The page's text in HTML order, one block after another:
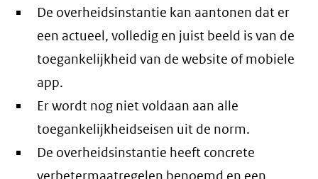
De overheidsinstantie kan aantonen dat er
een actueel, volledig en juist beeld is van de
toegankelijkheid van de website of mobiele
app.
Er wordt nog niet voldaan aan alle
toegankelijkheidseisen uit de norm.
De overheidsinstantie heeft concrete